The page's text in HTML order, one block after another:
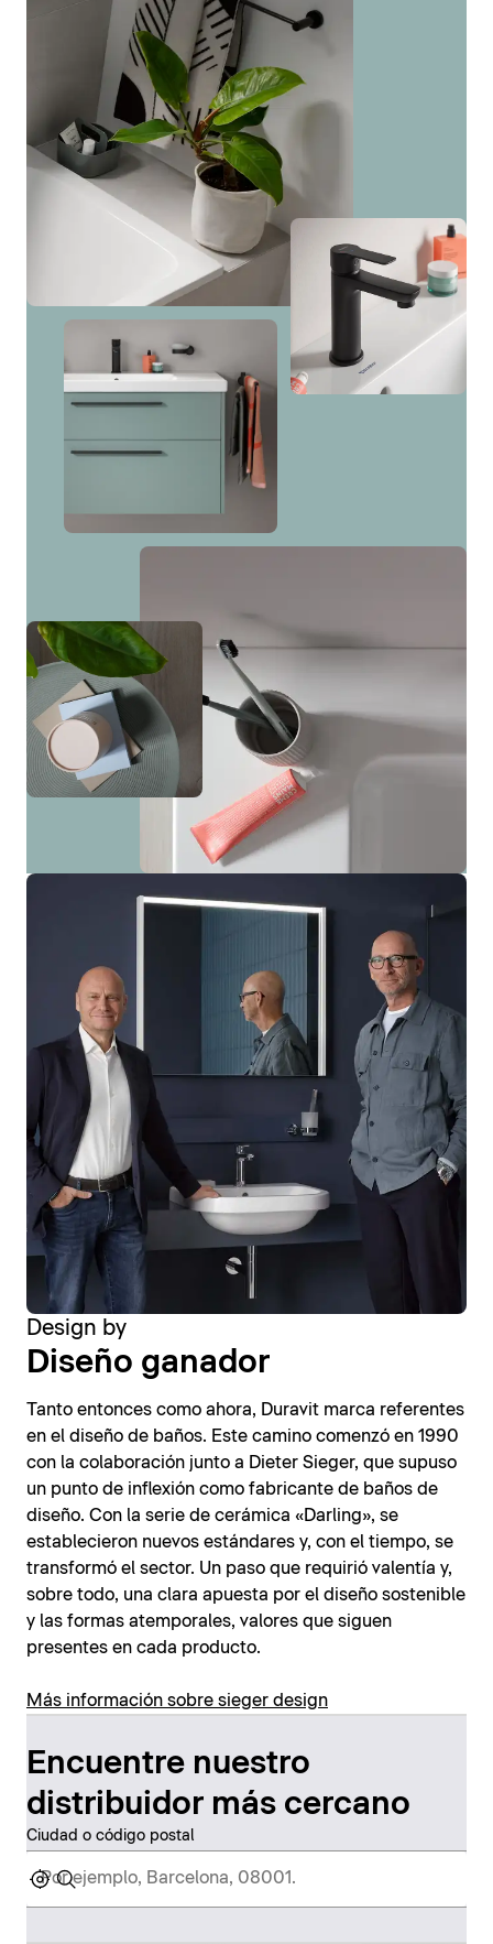
Design by
Diseño ganador
Tanto entonces como ahora, Duravit marca referentes
en el diseño de baños. Este camino comenzó en 1990
con la colaboración junto a Dieter Sieger, que supuso
un punto de inflexión como fabricante de baños de
diseño. Con la serie de cerámica «Darling», se
establecieron nuevos estándares y, con el tiempo, se
transformó el sector. Un paso que requirió valentía y,
sobre todo, una clara apuesta por el diseño sostenible
y las formas atemporales, valores que siguen
presentes en cada producto.
Más información sobre sieger design
Encuentre nuestro
distribuidor más cercano
Ciudad o código postal